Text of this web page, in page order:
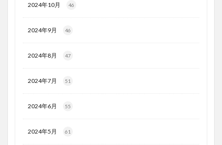
2024年10月 46
2024年9月 46
2024年8月 47
2024年7月 51
2024年6月 55
2024年5月 61